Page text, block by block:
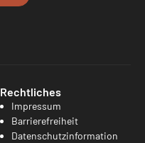
Rechtliches
Impressum
Barrierefreiheit
Datenschutzinformation